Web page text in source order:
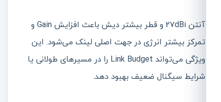
آنتن 27dBi و قطر بیشتر دیش باعث افزایش Gain و
تمرکز بیشتر انرژی در جهت اصلی لینک می‌شود. این
ویژگی می‌تواند Link Budget را در مسیرهای طولانی یا
شرایط سیگنال ضعیف بهبود دهد.